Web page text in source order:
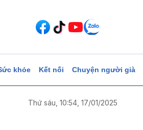
khỏe Kết nối Chuyện người già
Thứ sáu, 10:54, 17/01/2025